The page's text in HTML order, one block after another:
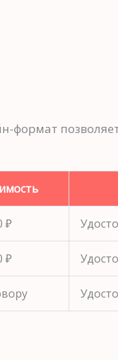
₽
₽